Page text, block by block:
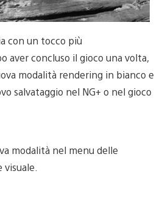
con un tocco più
aver concluso il gioco una volta,
modalità rendering in bianco e
salvataggio nel NG+ o nel gioco
modalità nel menu delle